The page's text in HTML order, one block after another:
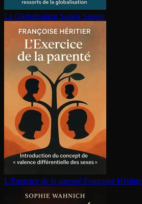
La Glo­ba­li­sa­tion Saskia Sassen
L'Exercice de la parenté Françoise Héritier